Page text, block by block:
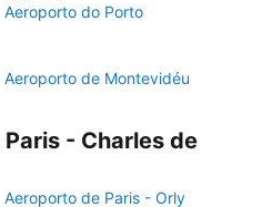
Aeroporto do Porto
Aeroporto de Montevidéu
- Charles de
Aeroporto de Paris - Orly